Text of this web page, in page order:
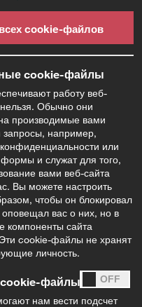
cookie-файлов
cookie-файлы
работу веб-
Обычно они
производимые вами
запросы, например,
или
и служат для того,
вами веб-сайта
Вы можетe настроить
чтобы он блокировал
вас о них, но в
компоненты сайта
cookie-файлы не хранят
личность.
файлы
нам вести подсчет